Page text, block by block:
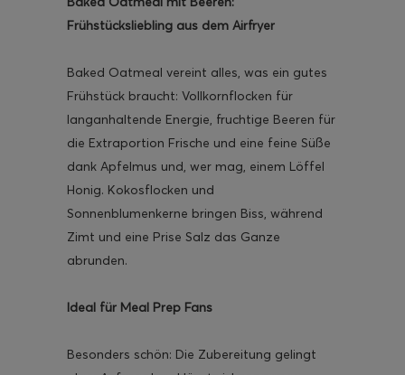
Frühstücksliebling aus dem Airfryer
Baked Oatmeal vereint alles, was ein gutes
Frühstück braucht: Vollkornflocken für
langanhaltende Energie, fruchtige Beeren für
die Extraportion Frische und eine feine Süße
dank Apfelmus und, wer mag, einem Löffel
Honig. Kokosflocken und
Sonnenblumenkerne bringen Biss, während
Zimt und eine Prise Salz das Ganze
abrunden.
Ideal für Meal Prep Fans
Besonders schön: Die Zubereitung gelingt